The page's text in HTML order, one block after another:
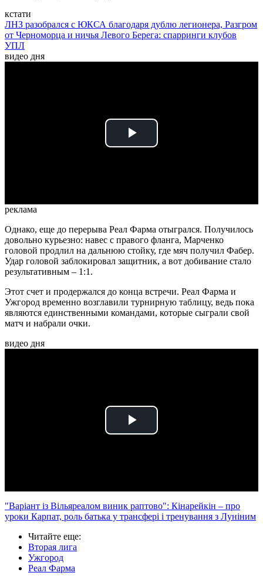
кстати
ЛНЗ разобрался с ЮКСА благодаря дублю легионера, Разгром
от Черноморца и ничья Левого Берега: спарринги клубов
УПЛ
видео дня
Play
реклама
Однако, еще до перерыва Реал Фарма отыгрался. Получилось
довольно курьезно: навес с правого фланга, Марченко
головой продлил на дальнюю стойку, где мяч получил Фабер.
Удар головой заблокировал защитник, а вот добивание стало
результативным – 1:1.
Этот счет и продержался до конца встречи. Реал Фарма и
Ужгород временно возглавили турнирную таблицу, ведь пока
являются единственными командами, которые сыграли свой
матч и набрали очки.
видео дня
Play
"Варіант із Вільяреалом виник раптово": Кінарейкін – про
уроки Карпат, роль батька у трансфері і тренування з Луніним
Читайте еще:
Вторая лига
Ужгород
Реал Фарма